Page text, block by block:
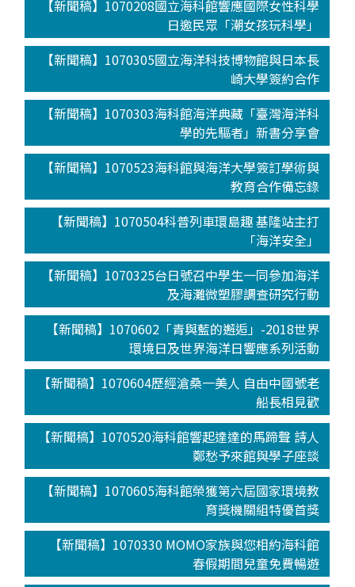
【新聞稿】1070208國立海科館響應國際女性科學
日邀民眾「潮女孩玩科學」
【新聞稿】1070305國立海洋科技博物館與日本長
崎大學簽約合作
【新聞稿】1070303海科館海洋典藏「臺灣海洋科
學的先驅者」新書分享會
【新聞稿】1070523海科館與海洋大學簽訂學術與
教育合作備忘錄
【新聞稿】1070504科普列車環島趣 基隆站主打
「海洋安全」
【新聞稿】1070325台日號召中學生一同參加海洋
及海灘微塑膠調查研究行動
【新聞稿】1070602「青與藍的邂逅」-2018世界
環境日及世界海洋日響應系列活動
【新聞稿】1070604歷經滄桑一美人 自由中國號老
船長相見歡
【新聞稿】1070520海科館響起達達的馬蹄聲 詩人
鄭愁予來館與學子座談
【新聞稿】1070605海科館榮獲第六屆國家環境教
育獎機關組特優首獎
【新聞稿】1070330 MOMO家族與您相約海科館
春假期間兒童免費暢遊